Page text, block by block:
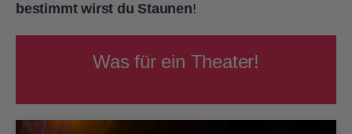
bestimmt wirst du Staunen!
Was für ein Theater!